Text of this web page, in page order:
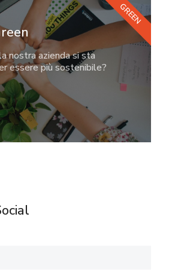
nostra azienda si sta
essere più sostenibile?
GREEN